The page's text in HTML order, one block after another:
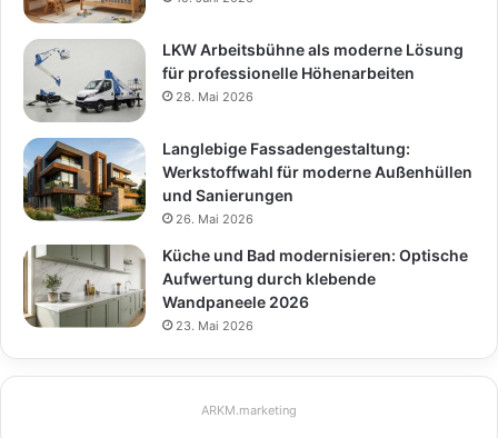
LKW Arbeitsbühne als moderne Lösung
für professionelle Höhenarbeiten
28. Mai 2026
Langlebige Fassadengestaltung:
Werkstoffwahl für moderne Außenhüllen
und Sanierungen
26. Mai 2026
Küche und Bad modernisieren: Optische
Aufwertung durch klebende
Wandpaneele 2026
23. Mai 2026
ARKM.marketing